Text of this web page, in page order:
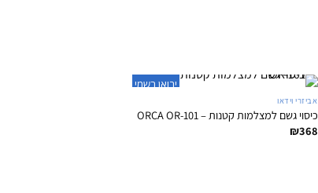
יבואן רשמי
אביזרי וידאו
כיסוי גשם למצלמות קטנות – ORCA OR-101
₪368